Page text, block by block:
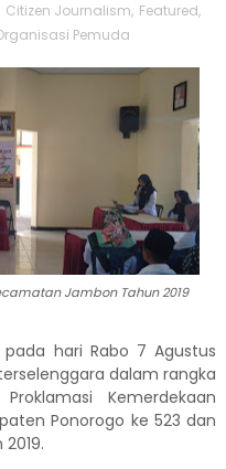
Citizen Journalism, Featured,
Pemuda
Jambon Tahun 2019
pada hari Rabo 7 Agustus
dalam rangka
Kemerdekaan
Ponorogo ke 523 dan